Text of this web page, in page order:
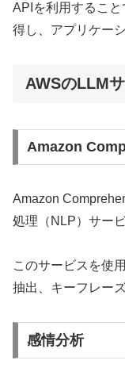
APIを利用するこ
得し、アプリケー
AWSのLLM
Amazon
Amazon
処理（NLP）サービ
このサービスを使
抽出、キーフレー
感情分析